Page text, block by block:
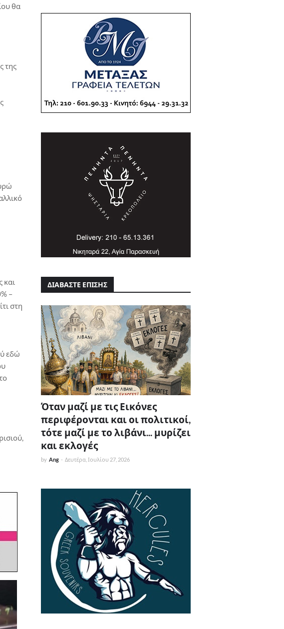
θα
της
και
–
στη
εδώ
ΔΙΑΒΑΣΤΕ ΕΠΙΣΗΣ
Όταν μαζί με τις Εικόνες
περιφέρονται και οι πολιτικοί,
τότε μαζί με το λιβάνι... μυρίζει
και εκλογές
by Ang - Δευτέρα, Ιουλίου 27, 2026